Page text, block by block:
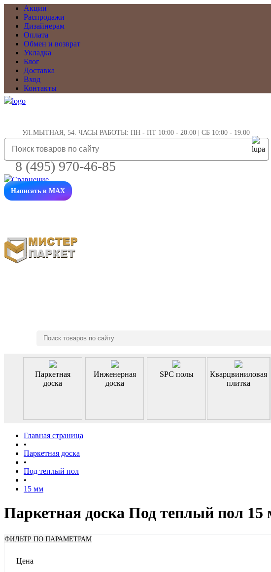
Акции
Распродажи
Дизайнерам
Оплата
Обмен и возврат
Укладка
Блог
Доставка
Вход
Контакты
УЛ.МЫТНАЯ, 54. ЧАСЫ РАБОТЫ: ПН - ПТ 10:00 - 20.00 | СБ 10:00 - 19.00
8 (495) 970-46-85
Написать в MAX
Паркетная
доска
Инженерная
доска
SPC полы
Кварцвиниловая
плитка
Главная страница
•
Паркетная доска
•
Под теплый пол
•
15 мм
Паркетная доска Под теплый пол 15
ФИЛЬТР ПО ПАРАМЕТРАМ
Цена